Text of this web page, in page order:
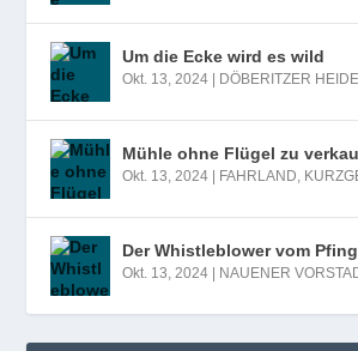
Um die Ecke wird es wild
Okt. 13, 2024 DÖBERITZER HEIDE
Mühle ohne Flügel zu
Okt. 13, 2024 FAHRLAND,
Der Whistleblower vom
Okt. 13, 2024 NAUENER